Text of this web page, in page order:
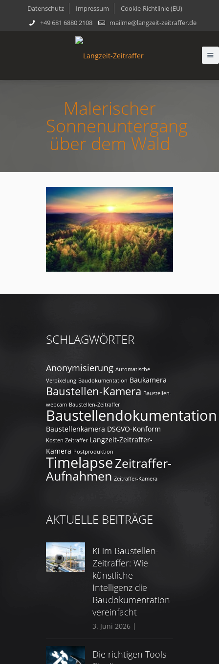
Datenschutz Impressum
Cookie-Richtlinie (EU)
+49 681 6880 2108
mailme@langzeit-zeitraffer.de
Malerischer
Sonnenuntergang
über dem Wald
SCHLAGWÖRTER
Anonymisierung Automatische
Verpixelung Baudokumentation Baukamera
Baustellen-Kamera Baustellen-
webcam Baustellen-Zeitraffer
Baustellendokumentation
Baustellenkamera DSGVO-Konform
Kosten Zeitraffer Langzeit-Zeitraffer-
Kamera Postproduktion
TimelapseZeitraffer-
Aufnahmen Zeitraffer-Kamera
AKTUELLE BEITRÄGE
KI im Baustellen-
Zeitraffer: Wie
künstliche
Intelligenz die
Baudokumentation
vereinfacht
3. Juni 2026 |
Die richtigen Tools